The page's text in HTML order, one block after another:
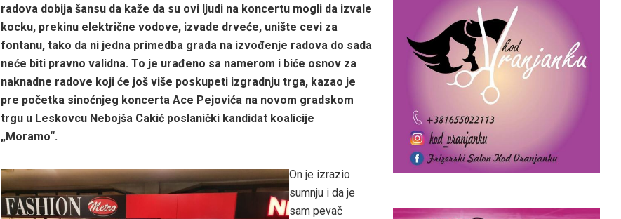
radova dobija šansu da kaže da su ovi ljudi na koncertu mogli da izvale
kocku, prekinu električne vodove, izvade drveće, unište cevi za
fontanu, tako da ni jedna primedba grada na izvođenje radova do sada
neće biti pravno validna. To je urađeno sa namerom i biće osnov za
naknadne radove koji će još više poskupeti izgradnju trga, kazao je
pre početka sinoćnjeg koncerta Ace Pejovića na novom gradskom
trgu u Leskovcu Nebojša Cakić poslanički kandidat koalicije
„Moramo“.
On je izrazio
sumnju i da je
sam pevač